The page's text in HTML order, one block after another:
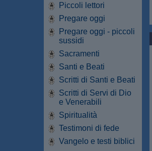
Piccoli lettori
Pregare oggi
Pregare oggi - piccoli
sussidi
Sacramenti
Santi e Beati
Scritti di Santi e Beati
Scritti di Servi di Dio
e Venerabili
Spiritualità
Testimoni di fede
Vangelo e testi biblici